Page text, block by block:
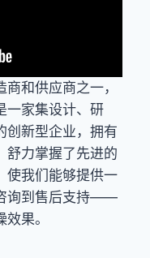
和供应商之一，
一家集设计、研
创新型企业，拥有
舒力掌握了先进的
使我们能够提供一
询到售后支持——
果。